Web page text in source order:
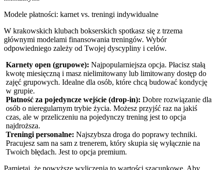
Modele płatności: karnet vs. treningi indywidualne
W krakowskich klubach bokserskich spotkasz się z trzema
głównymi modelami finansowania treningów. Wybór
odpowiedniego zależy od Twojej dyscypliny i celów.
Karnety open (grupowe): Najpopularniejsza opcja. Płacisz stałą
kwotę miesięczną i masz nielimitowany lub limitowany dostęp do
zajęć grupowych. Idealne dla osób, które chcą budować kondycję
w grupie.
Płatność za pojedyncze wejście (drop-in): Dobre rozwiązanie dla
osób o nieregularnym trybie życia. Możesz przyjść raz na jakiś
czas, ale w przeliczeniu na pojedynczy trening jest to opcja
najdroższa.
Treningi personalne: Najszybsza droga do poprawy techniki.
Pracujesz sam na sam z trenerem, który skupia się wyłącznie na
Twoich błędach. Jest to opcja premium.
Pamiętaj, że powyższe wyliczenia to wartości szacunkowe. Aby